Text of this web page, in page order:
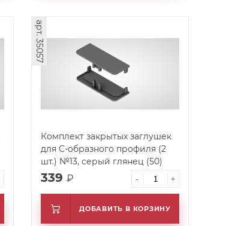
Комплект закрытых заглушек
для С-образного профиля (2
шт.) №13, серый глянец (50)
арт. 35057
339 ₽ - +
ДОБАВИТЬ В КОРЗИНУ